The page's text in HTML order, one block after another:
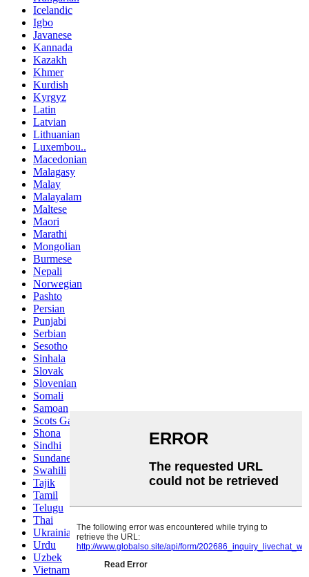
Icelandic
Igbo
Javanese
Kannada
Kazakh
Khmer
Kurdish
Kyrgyz
Latin
Latvian
Lithuanian
Luxembou..
Macedonian
Malagasy
Malay
Malayalam
Maltese
Maori
Marathi
Mongolian
Burmese
Nepali
Norwegian
Pashto
Persian
Punjabi
Serbian
Sesotho
Sinhala
Slovak
Slovenian
Somali
Samoan
Scots Gaelic
Shona
Sindhi
Sundanese
Swahili
Tajik
Tamil
Telugu
Thai
Ukrainian
Urdu
Uzbek
Vietnamese